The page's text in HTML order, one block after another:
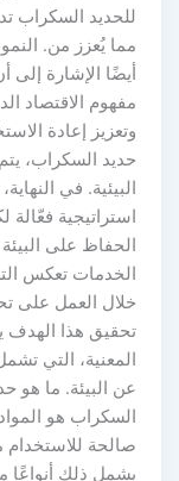
للحديد السكراب
مما يُعزز من.
أيضًا الإشارة
مفهوم الاقتصاد
وتعزيز إعادة
حديد السكراب،
البيئية. في
استراتيجية
الحفاظ على
الخدمات تعكس
خلال العمل على
تحقيق هذا الهدف
المعنية، التي
عن البيئة. ما هو
السكراب هو
صالحة للاستخدام
يشمل ذلك أنواعًا